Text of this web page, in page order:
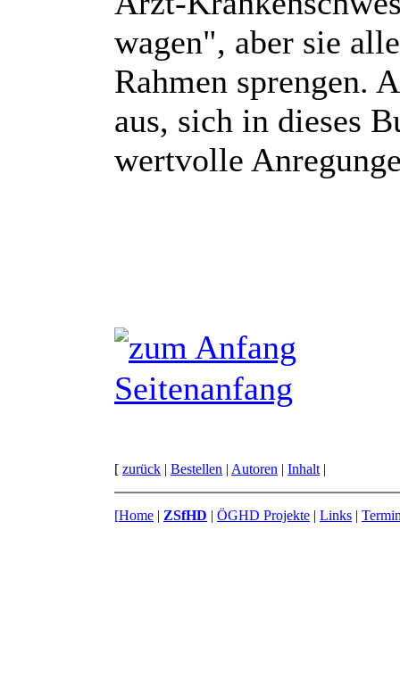
wagen", aber sie
Rahmen sprengen.
aus, sich in dieses
wertvolle
Seitenanfang
[ zurück | Bestellen | Autoren | Inhalt|
[Home | ZSfHD | ÖGHD Projekte | Links |